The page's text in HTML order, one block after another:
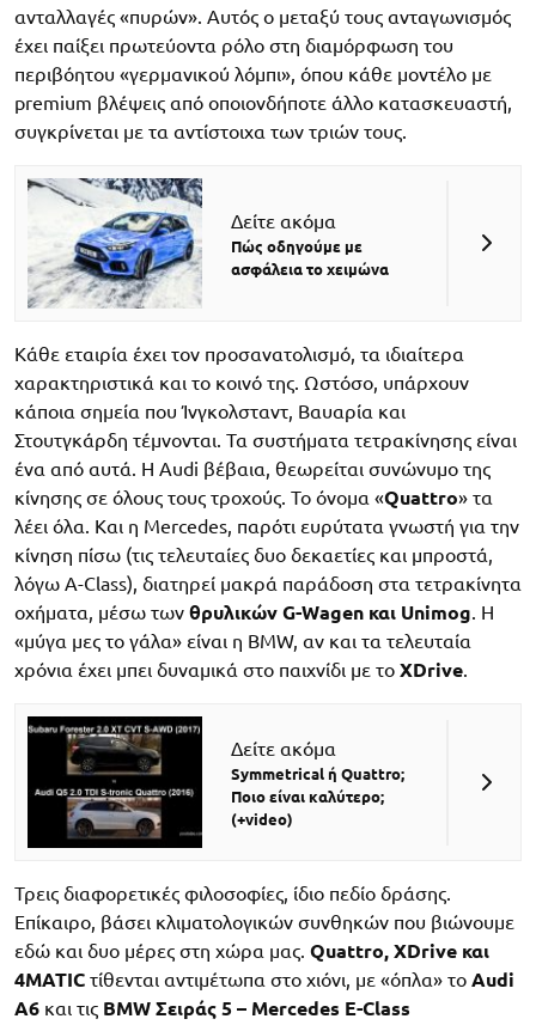
ανταλλαγές «πυρών». Αυτός ο μεταξύ τους ανταγωνισμός
έχει παίξει πρωτεύοντα ρόλο στη διαμόρφωση του
περιβόητου «γερμανικού λόμπι», όπου κάθε μοντέλο με
premium βλέψεις από οποιονδήποτε άλλο κατασκευαστή,
συγκρίνεται με τα αντίστοιχα των τριών τους.
Δείτε ακόμα
Πώς οδηγούμε με
ασφάλεια το χειμώνα
Κάθε εταιρία έχει τον προσανατολισμό, τα ιδιαίτερα
χαρακτηριστικά και το κοινό της. Ωστόσο, υπάρχουν
κάποια σημεία που Ίνγκολσταντ, Βαυαρία και
Στουτγκάρδη τέμνονται. Τα συστήματα τετρακίνησης είναι
ένα από αυτά. Η Audi βέβαια, θεωρείται συνώνυμο της
κίνησης σε όλους τους τροχούς. Το όνομα «Quattro» τα
λέει όλα. Και η Mercedes, παρότι ευρύτατα γνωστή για την
κίνηση πίσω (τις τελευταίες δυο δεκαετίες και μπροστά,
λόγω A-Class), διατηρεί μακρά παράδοση στα τετρακίνητα
οχήματα, μέσω των θρυλικών G-Wagen και Unimog. Η
«μύγα μες το γάλα» είναι η BMW, αν και τα τελευταία
χρόνια έχει μπει δυναμικά στο παιχνίδι με το XDrive.
Δείτε ακόμα
Symmetrical ή Quattro;
Ποιο είναι καλύτερο;
(+video)
Τρεις διαφορετικές φιλοσοφίες, ίδιο πεδίο δράσης.
Επίκαιρο, βάσει κλιματολογικών συνθηκών που βιώνουμε
εδώ και δυο μέρες στη χώρα μας. Quattro, XDrive και
4MATIC τίθενται αντιμέτωπα στο χιόνι, με «όπλα» το Audi
A6 και τις BMW Σειράς 5 – Mercedes E-Class